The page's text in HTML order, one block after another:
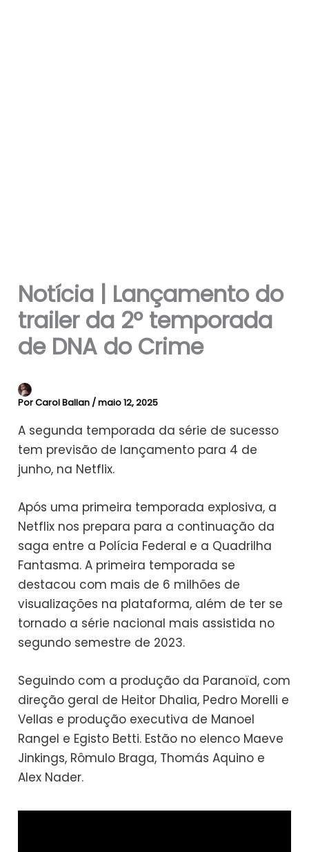
Notícia | Lançamento do
trailer da 2º temporada
de DNA do Crime
PorCarol Ballan /maio 12, 2025
A segunda temporada da série de sucesso
tem previsão de lançamento para 4 de
junho, na Netflix.
Após uma primeira temporada explosiva, a
Netflix nos prepara para a continuação da
saga entre a Polícia Federal e a Quadrilha
Fantasma. A primeira temporada se
destacou com mais de 6 milhões de
visualizações na plataforma, além de ter se
tornado a série nacional mais assistida no
segundo semestre de 2023.
Seguindo com a produção da Paranoïd, com
direção geral de Heitor Dhalia, Pedro Morelli e
Vellas e produção executiva de Manoel
Rangel e Egisto Betti. Estão no elenco Maeve
Jinkings, Rômulo Braga, Thomás Aquino e
Alex Nader.